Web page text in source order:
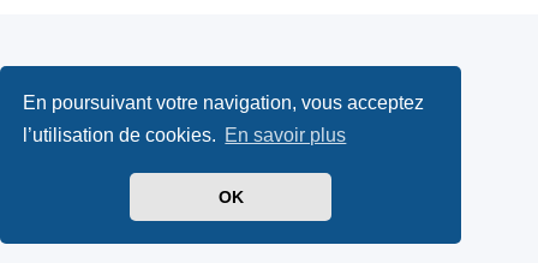
En poursuivant votre navigation, vous acceptez
l’utilisation de cookies. En savoir plus
OK